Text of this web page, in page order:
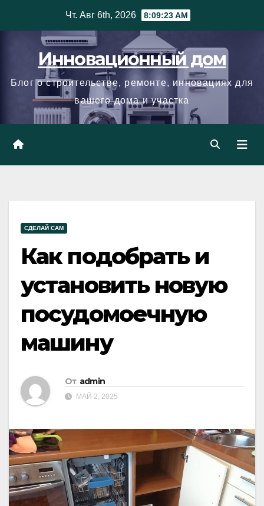
Чт. Авг 6th, 2026 8:09:24 AM
Инновационный дом
Блог о строительстве, ремонте, инновациях для
вашего дома и участка
СДЕЛАЙ САМ
Как подобрать и
установить новую
посудомоечную
машину
От admin
МАЙ 2, 2025